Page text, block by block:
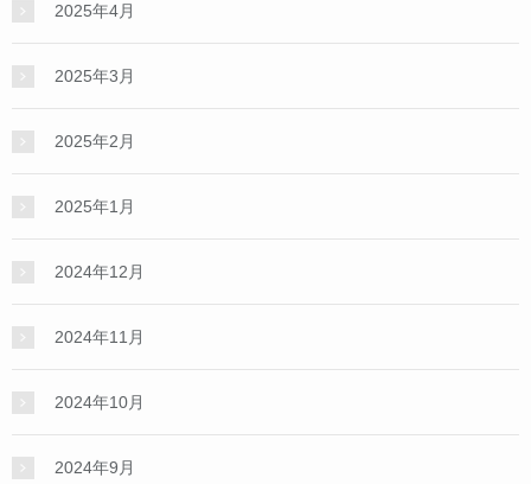
2025年4月
2025年3月
2025年2月
2025年1月
2024年12月
2024年11月
2024年10月
2024年9月